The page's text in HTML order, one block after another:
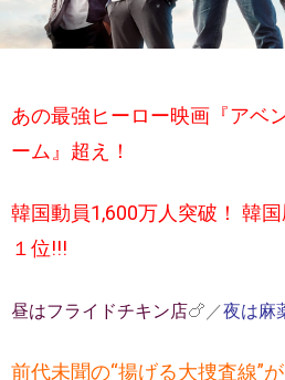
あの最強ヒーロー映画『アベ
ーム』超え！
韓国動員1,600万人突破！ 韓
１位!!!
昼はフライドチキン店🍗 ／夜は麻
前代未聞の“揚げる大捜査線”